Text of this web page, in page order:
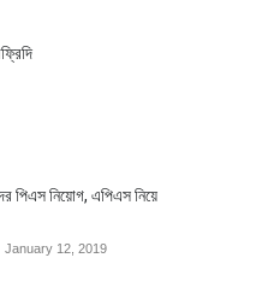
পিএস নিয়োগ, এপিএস নিয়ে
January 12, 2019